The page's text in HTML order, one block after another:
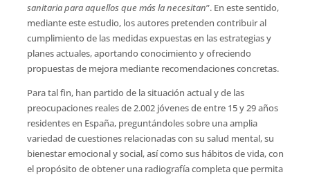
sanitaria para aquellos que más la necesitan”. En este sentido,
mediante este estudio, los autores pretenden contribuir al
cumplimiento de las medidas expuestas en las estrategias y
planes actuales, aportando conocimiento y ofreciendo
propuestas de mejora mediante recomendaciones concretas.
Para tal fin, han partido de la situación actual y de las
preocupaciones reales de 2.002 jóvenes de entre 15 y 29 años
residentes en España, preguntándoles sobre una amplia
variedad de cuestiones relacionadas con su salud mental, su
bienestar emocional y social, así como sus hábitos de vida, con
el propósito de obtener una radiografía completa que permita